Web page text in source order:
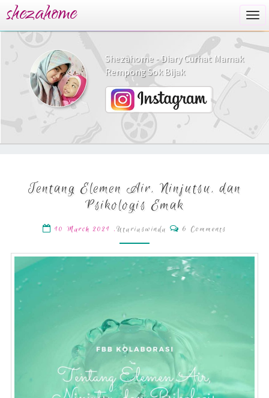
shezahome
Shezahome - Diary Curhat Mamak
Rempong Sok Bijak
Elemen
Air,
Ninjutsu,
dan
Psikologis
Emak
Tentang Elemen Air, Ninjutsu, dan
Psikologis Emak
10 March 2021 ,Utariaswinda Comments
6 Comments